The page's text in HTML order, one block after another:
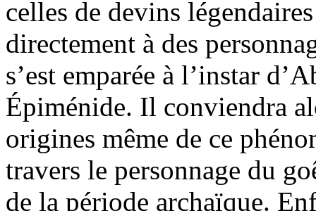
celles de devins
directement à des
s’est emparée à l’instar
Épiménide. Il conviendra
origines même de ce
travers le personnage du
de la période archaïque.